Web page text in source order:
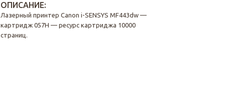
ОПИСАНИЕ:
Лазерный принтер Canon i-SENSYS MF443dw —
картридж 057H — ресурс картриджа 10000
страниц.